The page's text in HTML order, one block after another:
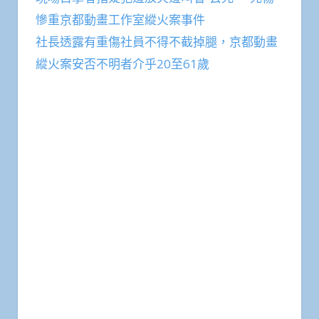
慘重京都動畫工作室縱火案事件
社長透露有重傷社員不得不截掉腿，京都動畫
縱火案安否不明者介乎20至61歲